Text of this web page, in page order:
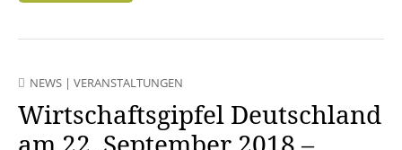
NEWS | VERANSTALTUNGEN
Wirtschaftsgipfel Deutschland